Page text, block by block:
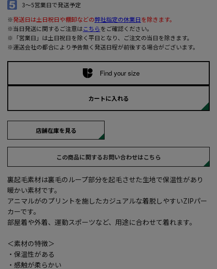
3～5営業日で発送予定
※発送日は土日祝日や棚卸などの弊社指定の休業日を除きます。
※当日発送に関するご注意はこちらをご確認ください。
※「営業日」は土日祝日を除く平日となり、ご注文の当日を除きます。
※運送会社の都合により予告無く発送日程が前後する場合がございます。
Find your size
カートに入れる
店舗在庫を見る
この商品に関するお問い合わせはこちら
裏起毛素材は裏毛のループ部分を起毛させた生地で保温性があり
暖かい素材です。
アニマルがのプリントを施したカジュアルな着脱しやすいZIPパー
カーです。
部屋着や外着、運動スポーツなど、用途に合わせて着れます。
＜素材の特徴＞
・保温性がある
・感触が柔らかい